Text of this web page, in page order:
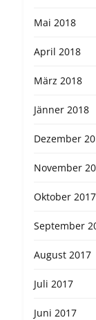
Mai 2018
April 2018
März 2018
Jänner 2018
Dezember
November
Oktober 2017
September
August 2017
Juli 2017
Juni 2017